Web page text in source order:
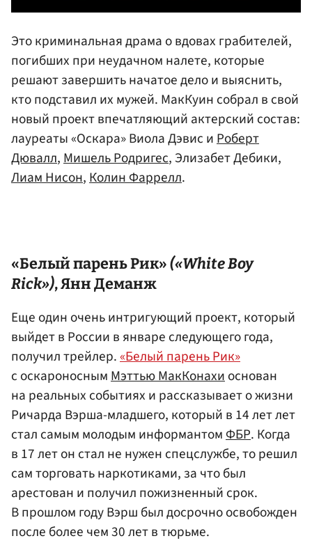
Это криминальная драма о вдовах грабителей,
погибших при неудачном налете, которые
решают завершить начатое дело и выяснить,
кто подставил их мужей. МакКуин собрал в свой
новый проект впечатляющий актерский состав:
лауреаты «Оскара» Виола Дэвис иРоберт
Дювалл,Мишель Родригес, Элизабет Дебики,
Лиам Нисон,Колин Фаррелл.
«Белый парень Рик»(«White Boy
Rick»), Янн Деманж
Еще один очень интригующий проект, который
выйдет в России в январе следующего года,
получил трейлер.«Белый парень Рик»
с оскароноснымМэттью МакКонахиоснован
на реальных событиях и рассказывает о жизни
Ричарда Вэрша-младшего, который в 14 лет лет
стал самым молодым информантомФБР. Когда
в 17 лет он стал не нужен спецслужбе, то решил
сам торговать наркотиками, за что был
арестован и получил пожизненный срок.
В прошлом году Вэрш был досрочно освобожден
после более чем 30 лет в тюрьме.